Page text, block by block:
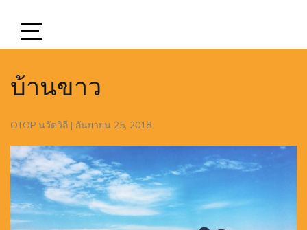
บ้านขาว
OTOP นวัตวิถี | กันยายน 25, 2018